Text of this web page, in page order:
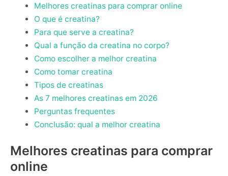
Melhores creatinas para comprar online
O que é creatina?
Para que serve a creatina?
Qual a função da creatina no corpo?
Como escolher a melhor creatina
Como tomar creatina
Tipos de creatinas
As 7 melhores creatinas em 2026
Perguntas frequentes
Conclusão: qual a melhor creatina
Melhores creatinas para comprar
online